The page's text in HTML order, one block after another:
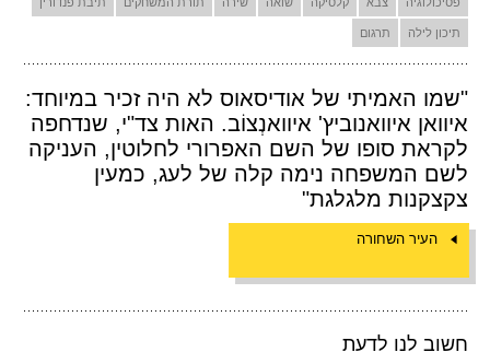
תיכון לילה תרגום
"שמו האמיתי של אודיסאוס לא היה זכיר במיוחד:
איוואן איוואנוביץ' איוואנְצוֹב. האות צד"י, שנדחפה
לקראת סופו של השם האפרורי לחלוטין, העניקה
לשם המשפחה נימה קלה של לעג, כמעין
צקצקנות מלגלגת"
העיר השחורה
חשוב לנו לדעת